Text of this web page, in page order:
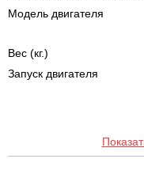
Модель двигателя
Вес (кг.)
Запуск двигателя